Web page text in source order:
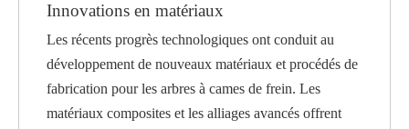
Innovations en matériaux
Les récents progrès technologiques ont conduit au
développement de nouveaux matériaux et procédés de
fabrication pour les arbres à cames de frein. Les
matériaux composites et les alliages avancés offrent